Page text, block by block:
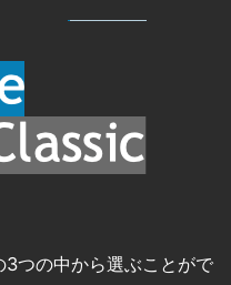
つの中から選ぶことがで